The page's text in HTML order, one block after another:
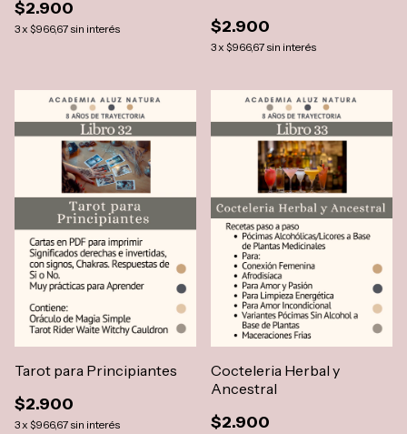
$2.900
3 x $966,67sin interés $2.900
3 x $966,67sin interés
Tarot para Principiantes
$2.900
3x $966,67sin interés
Cocteleria Herbal y
Ancestral
$2.900